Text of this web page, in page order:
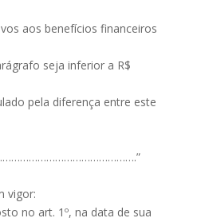
aos benefícios financeiros
seja inferior a R$
pela diferença entre este
vigor:
no art. 1º, na data de sua